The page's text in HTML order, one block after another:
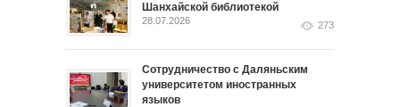
Шанхайской библиотекой
28.07.2026 273
Сотрудничество с Даляньским
университетом иностранных
языков